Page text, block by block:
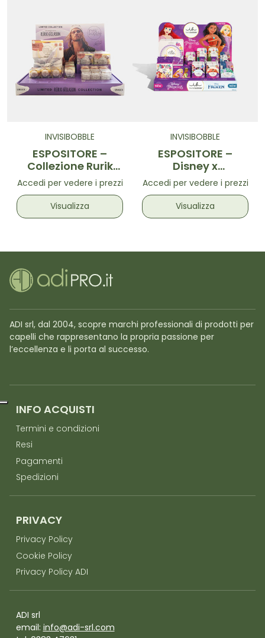
INVISIBOBBLE
ESPOSITORE –
Collezione Rurik
Gislason
Accedi per vedere i prezzi
Visualizza
INVISIBOBBLE
ESPOSITORE –
Disney x
Invisibobble
Accedi per vedere i prezzi
Visualizza
ADI srl, dal 2004, scopre marchi professionali di prodotti per
capelli che rappresentano la propria passione per
l’eccellenza e li porta al successo.
INFO ACQUISTI
Termini e condizioni
Resi
Pagamenti
Spedizioni
PRIVACY
Privacy Policy
Cookie Policy
Privacy Policy ADI
ADI srl
email: info@adi-srl.com